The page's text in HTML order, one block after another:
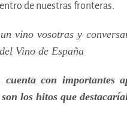
de nuestras fronteras.
vino vosotras y
Vino de España
con importantes
los hitos que